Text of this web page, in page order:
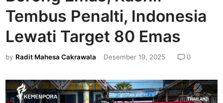
n
Tembus Penalti, Indonesia
Lewati Target 80 Emas
by Radit Mahesa Cakrawala Desember 19, 2025 0